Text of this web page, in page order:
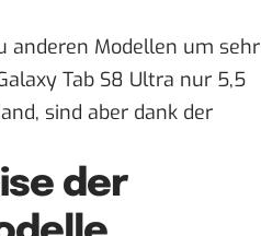
anderen Modellen um sehr
Tab S8 Ultra nur 5,5
sind aber dank der
der